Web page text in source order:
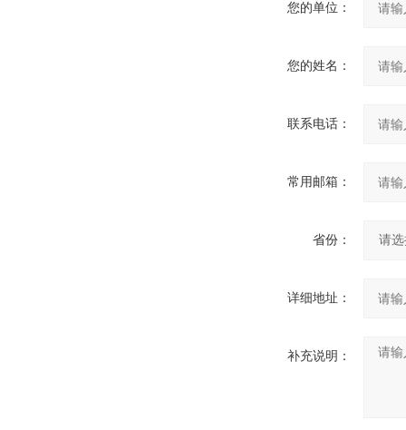
您的单位：
您的姓名：
联系电话：
常用邮箱：
省份：
详细地址：
补充说明：